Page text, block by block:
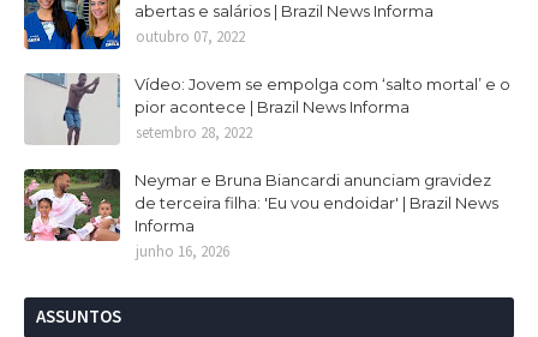
abertas e salários | Brazil News Informa
outubro 07, 2022
Vídeo: Jovem se empolga com ‘salto mortal’ e o
pior acontece | Brazil News Informa
setembro 28, 2022
Neymar e Bruna Biancardi anunciam gravidez
de terceira filha: 'Eu vou endoidar' | Brazil News
Informa
junho 16, 2026
ASSUNTOS